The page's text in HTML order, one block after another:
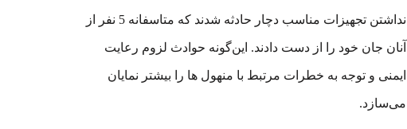
نداشتن تجهیزات مناسب دچار حادثه شدند که متاسفانه 5 نفر از
آنان جان خود را از دست دادند. این‌گونه حوادث لزوم رعایت
ایمنی و توجه به خطرات مرتبط با منهول ها را بیشتر نمایان
می‌سازد.